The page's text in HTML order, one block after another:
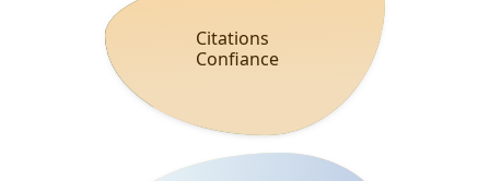
Citations
Confiance